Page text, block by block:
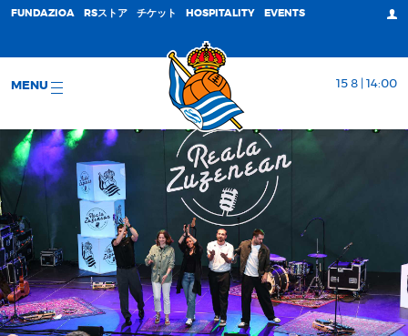
FUNDAZIOA RSストア チケット HOSPITALITY EVENTS
MENU 15 8 | 14:00